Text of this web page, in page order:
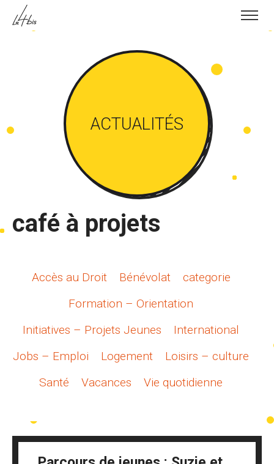
Skip to content
ACTUALITÉS
café à projets
Accès au Droit Bénévolat
categorie
Formation – Orientation
Initiatives – Projets Jeunes
International
Jobs – Emploi
Logement
Loisirs – culture
Santé
Vacances Vie quotidienne